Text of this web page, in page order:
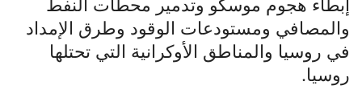
إبطاء هجوم موسكو وتدمير محطات النفط
والمصافي ومستودعات الوقود وطرق الإمداد
في روسيا والمناطق الأوكرانية التي تحتلها
روسيا.